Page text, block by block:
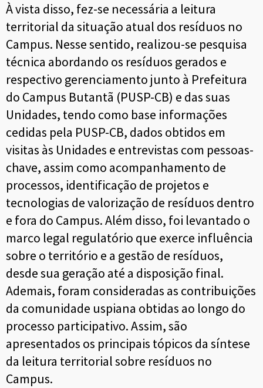
À vista disso, fez-se necessária a leitura
territorial da situação atual dos resíduos no
Campus. Nesse sentido, realizou-se pesquisa
técnica abordando os resíduos gerados e
respectivo gerenciamento junto à Prefeitura
do Campus Butantã (PUSP-CB) e das suas
Unidades, tendo como base informações
cedidas pela PUSP-CB, dados obtidos em
visitas às Unidades e entrevistas com pessoas-
chave, assim como acompanhamento de
processos, identificação de projetos e
tecnologias de valorização de resíduos dentro
e fora do Campus. Além disso, foi levantado o
marco legal regulatório que exerce influência
sobre o território e a gestão de resíduos,
desde sua geração até a disposição final.
Ademais, foram consideradas as contribuições
da comunidade uspiana obtidas ao longo do
processo participativo. Assim, são
apresentados os principais tópicos da síntese
da leitura territorial sobre resíduos no
Campus.